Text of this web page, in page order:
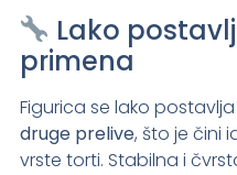
Lako
primena
Figurica se lako
druge prelive, što je čini
vrste torti. Stabilna i